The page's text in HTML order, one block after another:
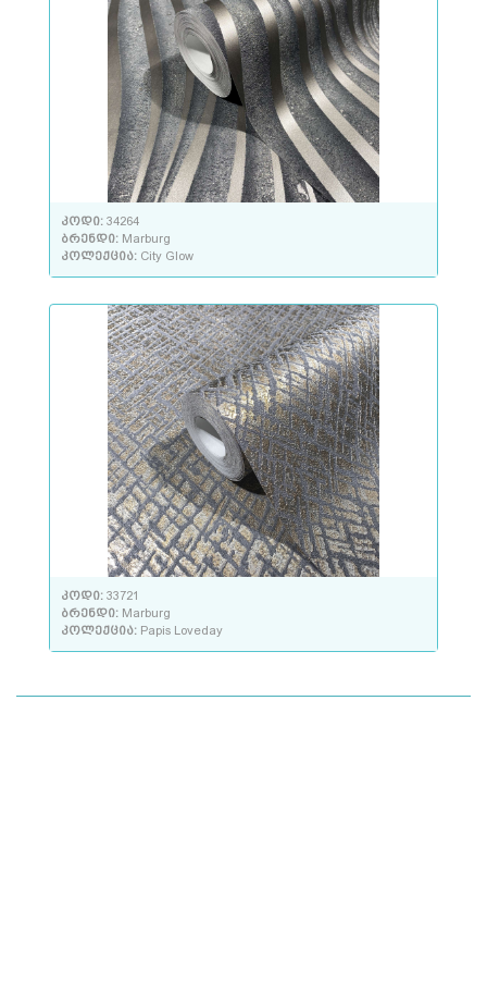
კოდი: 34264
ბრენდი: Marburg
კოლექცია: City Glow
კოდი: 33721
ბრენდი: Marburg
კოლექცია: Papis Loveday